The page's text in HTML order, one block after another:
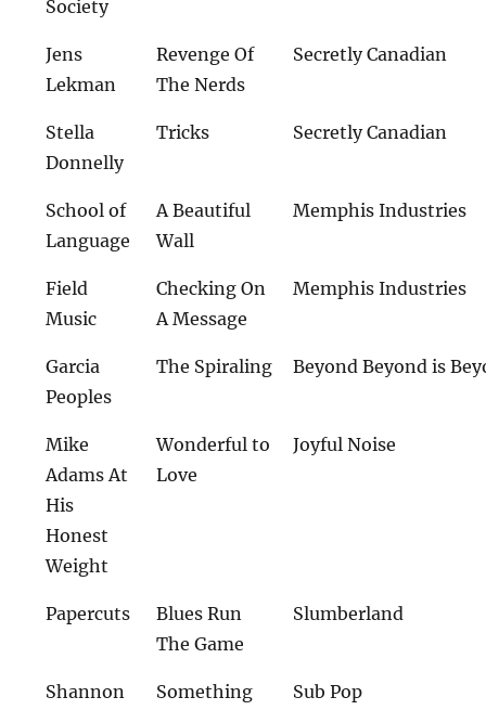
Society
Jens
Lekman
Revenge Of
The Nerds
Secretly Canadian
Stella
Donnelly
Tricks Secretly Canadian
School of
Language
A Beautiful
Wall
Memphis Industries
Field
Music
Checking On
A Message
Memphis Industries
Garcia
Peoples
The Spiraling Beyond Beyond is
Mike
Adams At
His
Honest
Weight
Wonderful to
Love
Joyful Noise
Papercuts
Blues Run
The Game
Slumberland
Shannon
Something
Sub Pop